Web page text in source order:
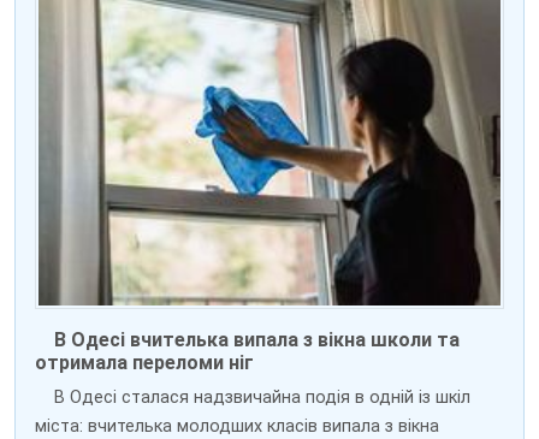
В Одесі вчителька випала з вікна школи та
отримала переломи ніг
В Одесі сталася надзвичайна подія в одній із шкіл
міста: вчителька молодших класів випала з вікна